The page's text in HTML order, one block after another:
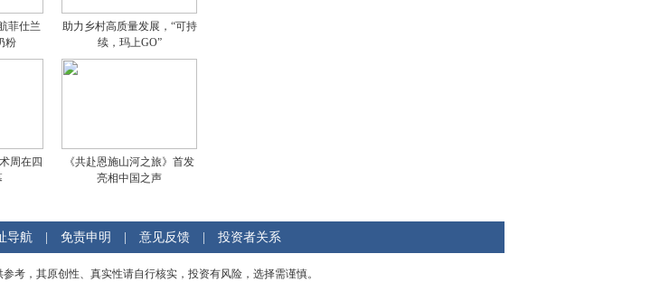
菲仕兰
粉
助力乡村高质量发展，“可持
续，玛上GO”
周在四
《共赴恩施山河之旅》首发
亮相中国之声
导航 免责申明 意见反馈 投资者关系
考，其原创性、真实性请自行核实，投资有风险，选择需谨慎。